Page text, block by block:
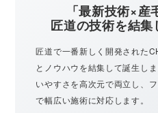
「最新技術×産
匠道の技術を結
匠道で一番新しく開発された
とノウハウを結集して誕生し
いやすさを高次元で両立し、
で幅広い施術に対応します。